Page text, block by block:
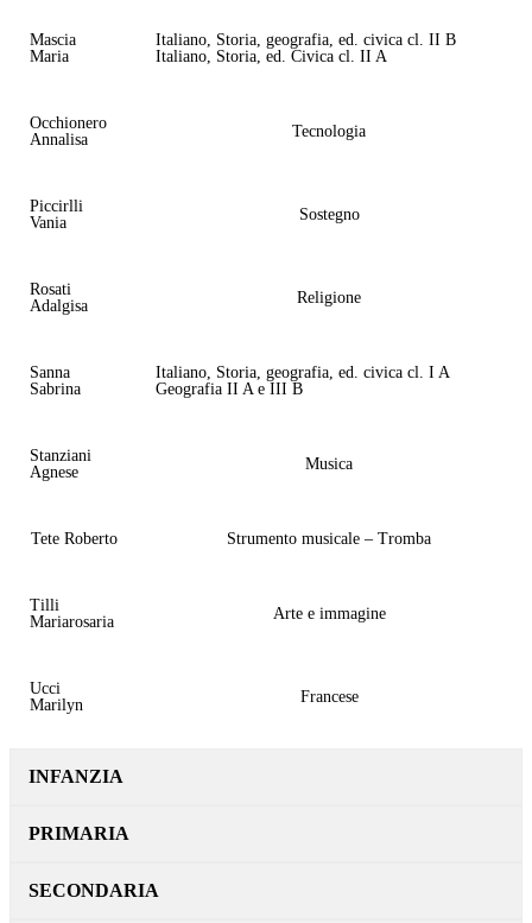
Mascia
Maria
Italiano, Storia, geografia, ed. civica cl. II B
Italiano, Storia, ed. Civica cl. II A
Occhionero
Annalisa
Tecnologia
Piccirlli
Vania
Sostegno
Rosati
Adalgisa
Religione
Sanna
Sabrina
Italiano, Storia, geografia, ed. civica cl. I A
Geografia II A e III B
Stanziani
Agnese
Musica
Tete Roberto Strumento musicale – Tromba
Tilli
Mariarosaria
Arte e immagine
Ucci
Marilyn
Francese
INFANZIA
PRIMARIA
SECONDARIA